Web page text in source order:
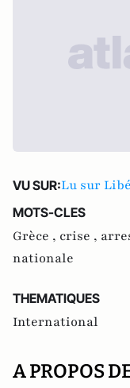
VU SUR:Lu sur
MOTS-CLES
Grèce , crise ,
nationale
THEMATIQUES
International
A PROPOS